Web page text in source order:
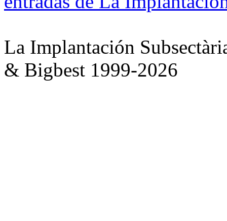
La Implantación
& Bigbest 1999-2026